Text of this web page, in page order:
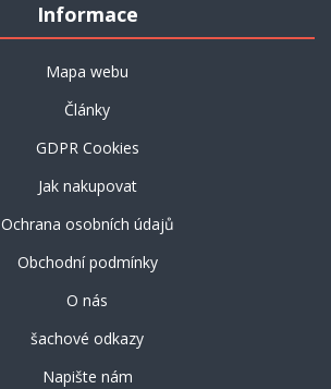
Informace
Mapa webu
Články
GDPR Cookies
Jak nakupovat
Ochrana osobních údajů
Obchodní podmínky
O nás
šachové odkazy
Napište nám